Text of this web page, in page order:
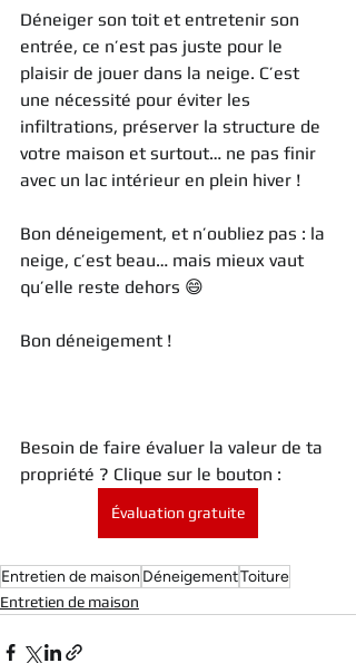
Déneiger son toit et entretenir son
entrée, ce n’est pas juste pour le
plaisir de jouer dans la neige. C’est
une nécessité pour éviter les
infiltrations, préserver la structure de
votre maison et surtout… ne pas finir
avec un lac intérieur en plein hiver !
Bon déneigement, et n’oubliez pas : la
neige, c’est beau… mais mieux vaut
qu’elle reste dehors 😄
Bon déneigement !
Besoin de faire évaluer la valeur de ta
propriété ? Clique sur le bouton :
Évaluation gratuite
Entretien de maison DéneigementToiture
Entretien de maison